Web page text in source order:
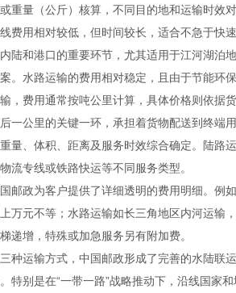
重量（公斤）核算，不同目的地和运输时效
费用相对较低，但时间较长，适合不急于快
陆和港口的重要环节，尤其适用于江河湖泊
。水路运输的费用相对稳定，且由于节能环
，费用通常按吨公里计算，具体价格则依据
一公里的关键一环，承担着货物配送到终端
量、体积、距离及服务时效综合确定。陆路
流专线或铁路快运等不同服务类型。
邮政为客户提供了详细透明的费用明细。例
万元不等；水路运输如长三角地区内河运输
递增，特殊或加急服务另有附加费。
种运输方式，中国邮政形成了完善的水陆联
特别是在“一带一路”战略推动下，沿线国家